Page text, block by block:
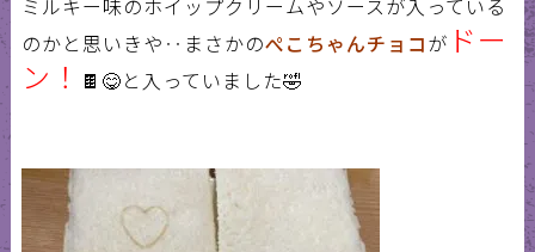
のかと思いきや‥まさかのぺこちゃんチョコが ドー
ン！
🍫😋と入っていました🤣